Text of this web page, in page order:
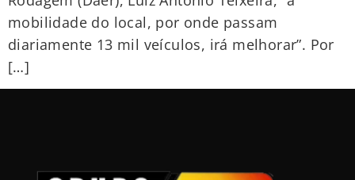
mobilidade do local, por onde passam
diariamente 13 mil veículos, irá melhorar”. Por
[…]